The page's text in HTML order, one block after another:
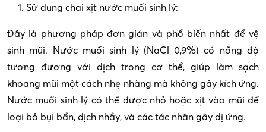
Sử dụng chai xịt nước muối sinh lý:
Đây là phương pháp đơn giản và phổ biến nhất để vệ
sinh mũi. Nước muối sinh lý (NaCl 0,9%) có nồng độ
tương đương với dịch trong cơ thể, giúp làm sạch
khoang mũi một cách nhẹ nhàng mà không gây kích ứng.
Nước muối sinh lý có thể được nhỏ hoặc xịt vào mũi để
loại bỏ bụi bẩn, dịch nhầy, và các tác nhân gây dị ứng.